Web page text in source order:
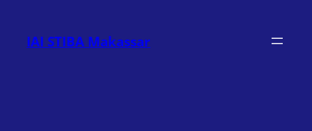
konten
IAI STIBA Makassar